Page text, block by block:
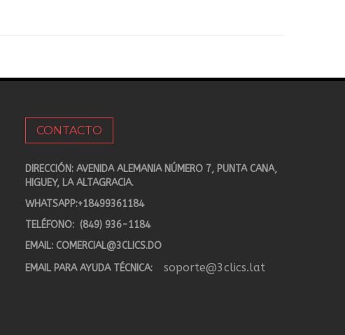
CONTACTO
DIRECCIÓN: AVENIDA ALEMANIA NÚMERO 7, PUNTA CANA,
HIGUEY, LA ALTAGRACIA.
WHATSAPP:+18499361184
TELÉFONO: (849) 936-1184
EMAIL: COMERCIAL@3CLICS.DO
EMAIL PARA AYUDA TÉCNICA:
soporte@3clics.lat